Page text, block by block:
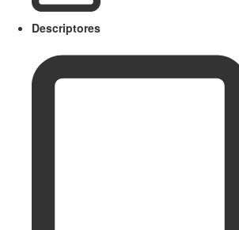
Descriptores